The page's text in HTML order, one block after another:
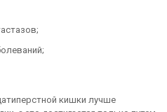
кишки лучше